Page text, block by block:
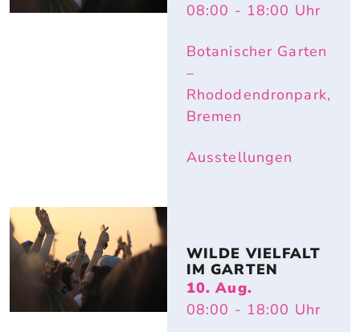
08:00 - 18:00 Uhr
Botanischer Garten
–
Rhododendronpark,
Bremen
Ausstellungen
WILDE VIELFALT
IM GARTEN
10. Aug.
08:00 - 18:00 Uhr